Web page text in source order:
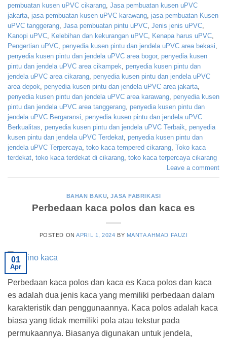
pembuatan kusen uPVC cikarang, Jasa pembuatan kusen uPVC
jakarta, jasa pembuatan kusen uPVC karawang, jasa pembuatan Kusen
uPVC tanggerang, Jasa pembuatan pintu uPVC, Jenis jenis uPVC,
Kanopi uPVC, Kelebihan dan kekurangan uPVC, Kenapa harus uPVC,
Pengertian uPVC, penyedia kusen pintu dan jendela uPVC area bekasi,
penyedia kusen pintu dan jendela uPVC area bogor, penyedia kusen
pintu dan jendela uPVC area cikampek, penyedia kusen pintu dan
jendela uPVC area cikarang, penyedia kusen pintu dan jendela uPVC
area depok, penyedia kusen pintu dan jendela uPVC area jakarta,
penyedia kusen pintu dan jendela uPVC area karawang, penyedia kusen
pintu dan jendela uPVC area tanggerang, penyedia kusen pintu dan
jendela uPVC Bergaransi, penyedia kusen pintu dan jendela uPVC
Berkualitas, penyedia kusen pintu dan jendela uPVC Terbaik, penyedia
kusen pintu dan jendela uPVC Terdekat, penyedia kusen pintu dan
jendela uPVC Terpercaya, toko kaca tempered cikarang, Toko kaca
terdekat, toko kaca terdekat di cikarang, toko kaca terpercaya cikarang
Leave a comment
BAHAN BAKU,JASA FABRIKASI
Perbedaan kaca polos dan kaca es
POSTED ONAPRIL 1, 2024 BY MANTA AHMAD FAUZI
01
Apr
Perbedaan kaca polos dan kaca es Kaca polos dan kaca
es adalah dua jenis kaca yang memiliki perbedaan dalam
karakteristik dan penggunaannya. Kaca polos adalah kaca
biasa yang tidak memiliki pola atau tekstur pada
permukaannya. Biasanya digunakan untuk jendela,